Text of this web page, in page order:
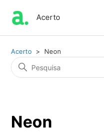
Acerto
Acerto Neon
Neon